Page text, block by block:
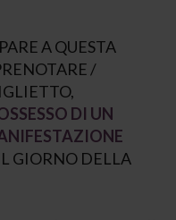
A QUESTA
/
DI UN
GIORNO DELLA